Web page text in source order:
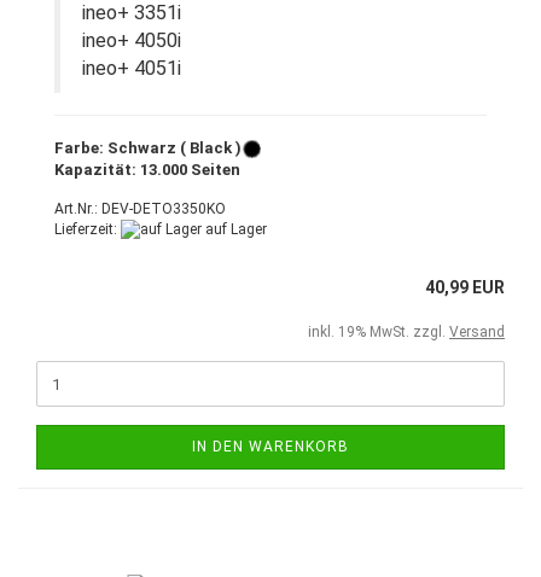
ineo+ 3351i
ineo+ 4050i
ineo+ 4051i
Farbe: Schwarz ( Black )
Kapazität: 13.000 Seiten
Art.Nr.: DEV-DETO3350KO
Lieferzeit:
auf Lager
40,99 EUR
inkl. 19% MwSt. zzgl. Versand
IN DEN WARENKORB